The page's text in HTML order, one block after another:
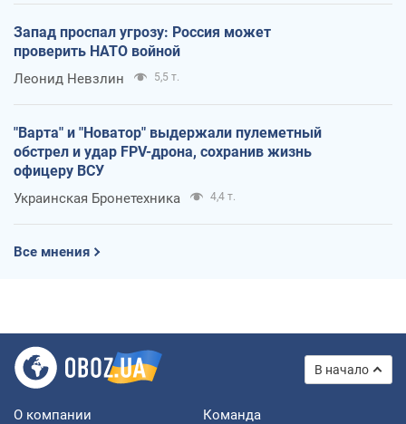
Запад проспал угрозу: Россия может
проверить НАТО войной
Леонид Невзлин 5,5 т.
"Варта" и "Новатор" выдержали пулеметный
обстрел и удар FPV-дрона, сохранив жизнь
офицеру ВСУ
Украинская Бронетехника 4,4 т.
Все мнения
В начало
О компании Команда